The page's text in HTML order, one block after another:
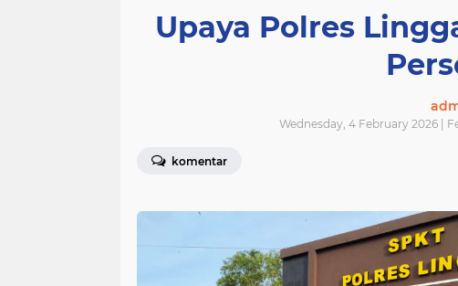
Upaya Polres
Wednesday, 4 February 2026 |
komentar